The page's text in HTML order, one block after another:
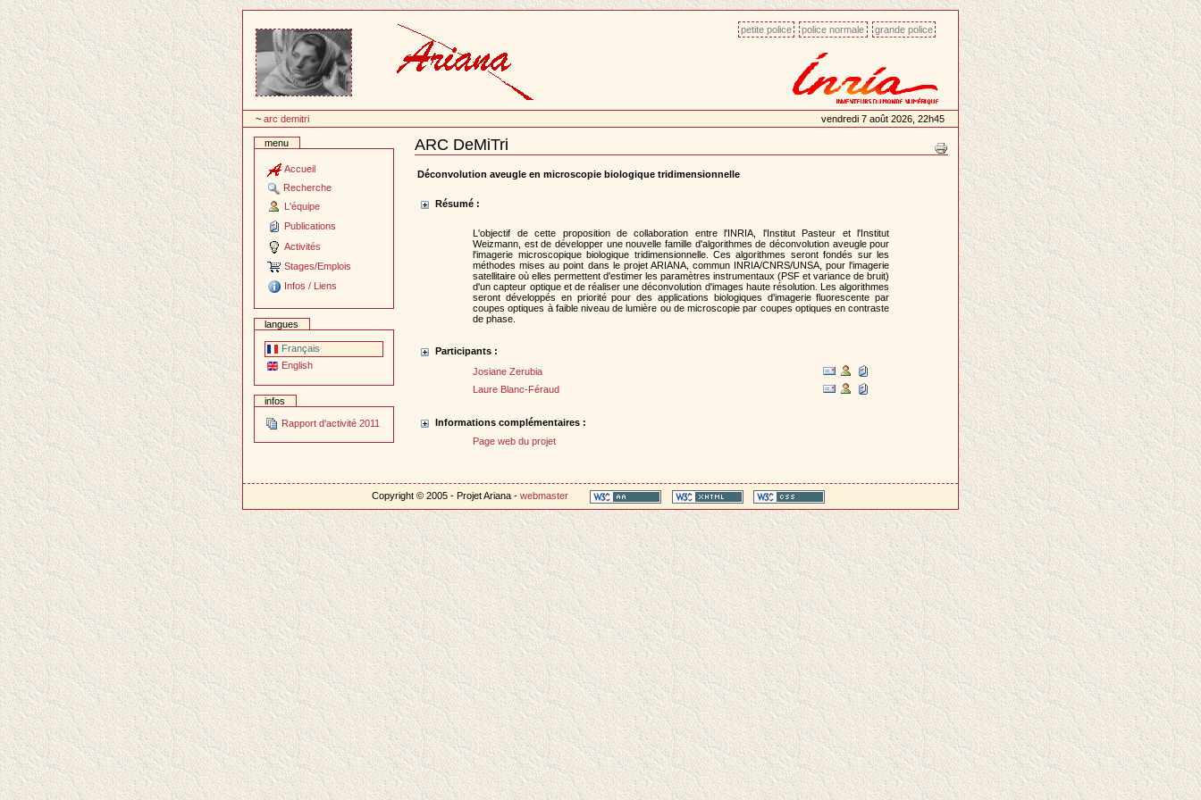
contenu
petite police police normale grande police
~arc demitri vendredi 7 août 2026, 22h45
menu
Accueil
Recherche
L'équipe
Publications
Activités
Stages/Emplois
Infos / Liens
langues
Français
English
infos
Rapport d'activité 2011
ARC DeMiTri
Document
Actions
Déconvolution aveugle en microscopie biologique tridimensionnelle
Résumé :
L'objectif de cette proposition de collaboration entre l'INRIA, l'Institut Pasteur et l'Institut
Weizmann, est de développer une nouvelle famille d'algorithmes de déconvolution aveugle pour
l'imagerie microscopique biologique tridimensionnelle. Ces algorithmes seront fondés sur les
méthodes mises au point dans le projet ARIANA, commun INRIA/CNRS/UNSA, pour l'imagerie
satellitaire où elles permettent d'estimer les paramètres instrumentaux (PSF et variance de bruit)
d'un capteur optique et de réaliser une déconvolution d'images haute résolution. Les algorithmes
seront développés en priorité pour des applications biologiques d'imagerie fluorescente par
coupes optiques à faible niveau de lumière ou de microscopie par coupes optiques en contraste
de phase.
Participants :
Josiane Zerubia
Laure Blanc-Féraud
Informations complémentaires :
Page web du projet
Copyright © 2005 - Projet Ariana -webmaster